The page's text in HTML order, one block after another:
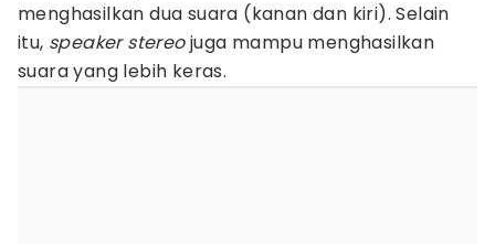
menghasilkan dua suara (kanan dan kiri). Selain
itu, speaker stereojuga mampu menghasilkan
suara yang lebih keras.